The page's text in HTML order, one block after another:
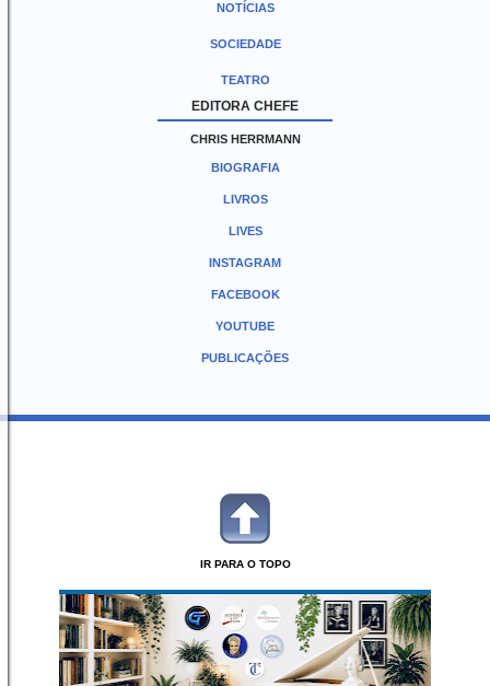
NOTÍCIAS
SOCIEDADE
TEATRO
EDITORA CHEFE
CHRIS HERRMANN
BIOGRAFIA
LIVROS
LIVES
INSTAGRAM
FACEBOOK
YOUTUBE
PUBLICAÇÕES
IR PARA O TOPO